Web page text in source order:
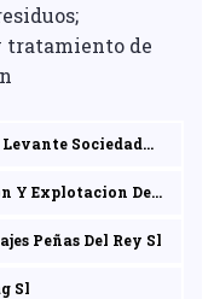
tratamiento de
Levante Sociedad
Y Explotacion De
Peñas Del Rey Sl
Sl